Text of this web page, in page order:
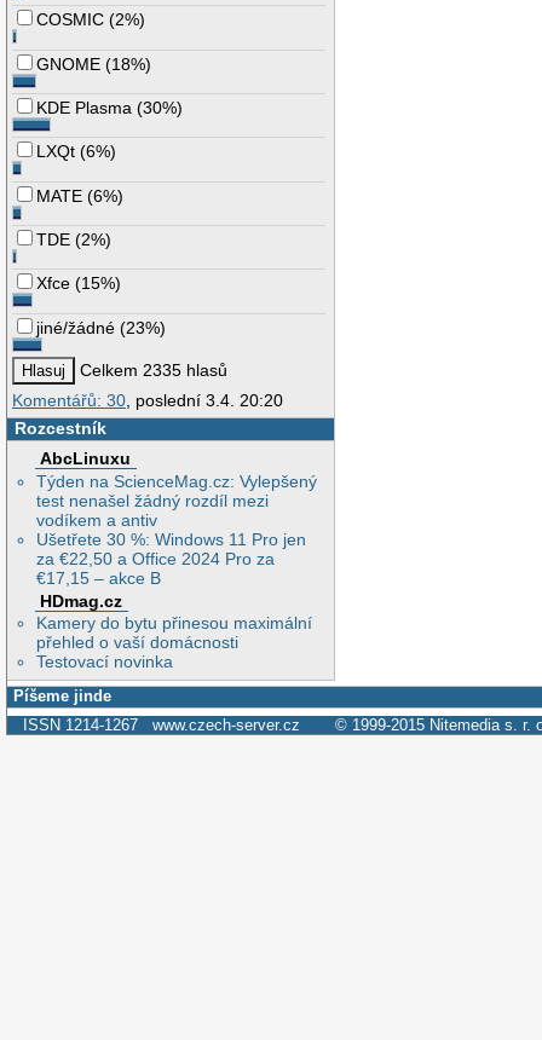
COSMIC (2%)
GNOME (18%)
KDE Plasma (30%)
LXQt (6%)
MATE (6%)
TDE (2%)
Xfce (15%)
jiné/žádné (23%)
Celkem 2335 hlasů
Komentářů: 30, poslední 3.4. 20:20
Rozcestník
AbcLinuxu
Týden na ScienceMag.cz: Vylepšený
test nenašel žádný rozdíl mezi
vodíkem a antiv
Ušetřete 30 %: Windows 11 Pro jen
za €22,50 a Office 2024 Pro za
€17,15 – akce B
HDmag.cz
Kamery do bytu přinesou maximální
přehled o vaší domácnosti
Testovací novinka
Píšeme jinde
ISSN 1214-1267 www.czech-server.cz © 1999-2015 Nitemedia s. r.